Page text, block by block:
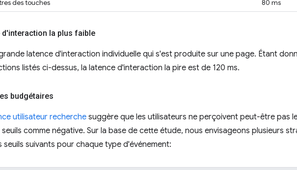
des touches
80 ms
d'interaction la plus faible
latence d'interaction individuelle qui s'est produite sur une page. Étant
listés ci-dessus, la latence d'interaction la pire est de 120 ms.
budgétaires
utilisateur recherche suggère que les utilisateurs ne perçoivent peut-être pas
comme négative. Sur la base de cette étude, nous envisageons plusieurs
seuils suivants pour chaque type d'événement: